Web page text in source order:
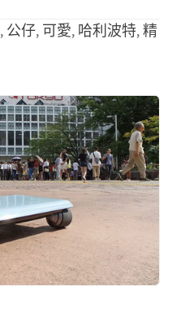
, 公仔, 可愛, 哈利波特,精